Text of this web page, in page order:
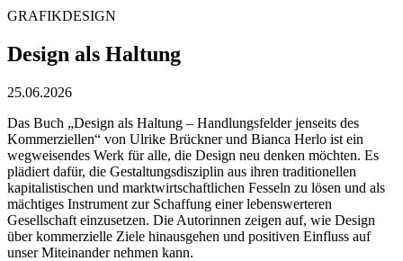
GRAFIKDESIGN
Design als Haltung
25.06.2026
Das Buch „Design als Haltung – Handlungsfelder jenseits des
Kommerziellen“ von Ulrike Brückner und Bianca Herlo ist ein
wegweisendes Werk für alle, die Design neu denken möchten. Es
plädiert dafür, die Gestaltungsdisziplin aus ihren traditionellen
kapitalistischen und marktwirtschaftlichen Fesseln zu lösen und als
mächtiges Instrument zur Schaffung einer lebenswerteren
Gesellschaft einzusetzen. Die Autorinnen zeigen auf, wie Design
über kommerzielle Ziele hinausgehen und positiven Einfluss auf
unser Miteinander nehmen kann.